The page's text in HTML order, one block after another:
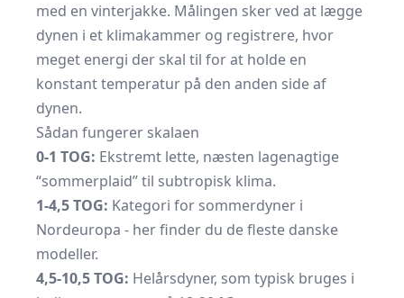
med en vinterjakke. Målingen sker ved at lægge
dynen i et klimakammer og registrere, hvor
meget energi der skal til for at holde en
konstant temperatur på den anden side af
dynen.
Sådan fungerer skalaen
0-1 TOG: Ekstremt lette, næsten lagenagtige
“sommerplaid” til subtropisk klima.
1-4,5 TOG: Kategori for sommerdyner i
Nordeuropa - her finder du de fleste danske
modeller.
4,5-10,5 TOG: Helårsdyner, som typisk bruges i